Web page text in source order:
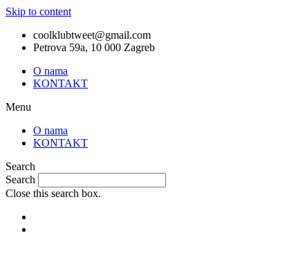
Skip to content
coolklubtweet@gmail.com
Petrova 59a, 10 000 Zagreb
O nama
KONTAKT
Menu
O nama
KONTAKT
Search
Search
Close this search box.